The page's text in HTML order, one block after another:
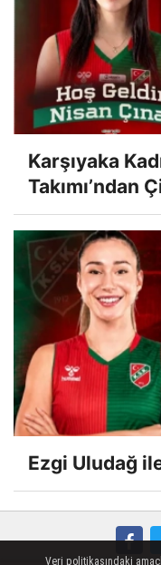
Karşıyaka
Takımı’ndan
Ezgi Uludağ
Veri politikasındaki